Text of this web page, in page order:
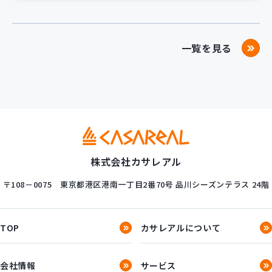
一覧を見る
株式会社カサレアル
〒108－0075 東京都港区港南一丁目2番70号 品川シーズンテラス 24階
TOP カサレアルについて
会社情報 サービス